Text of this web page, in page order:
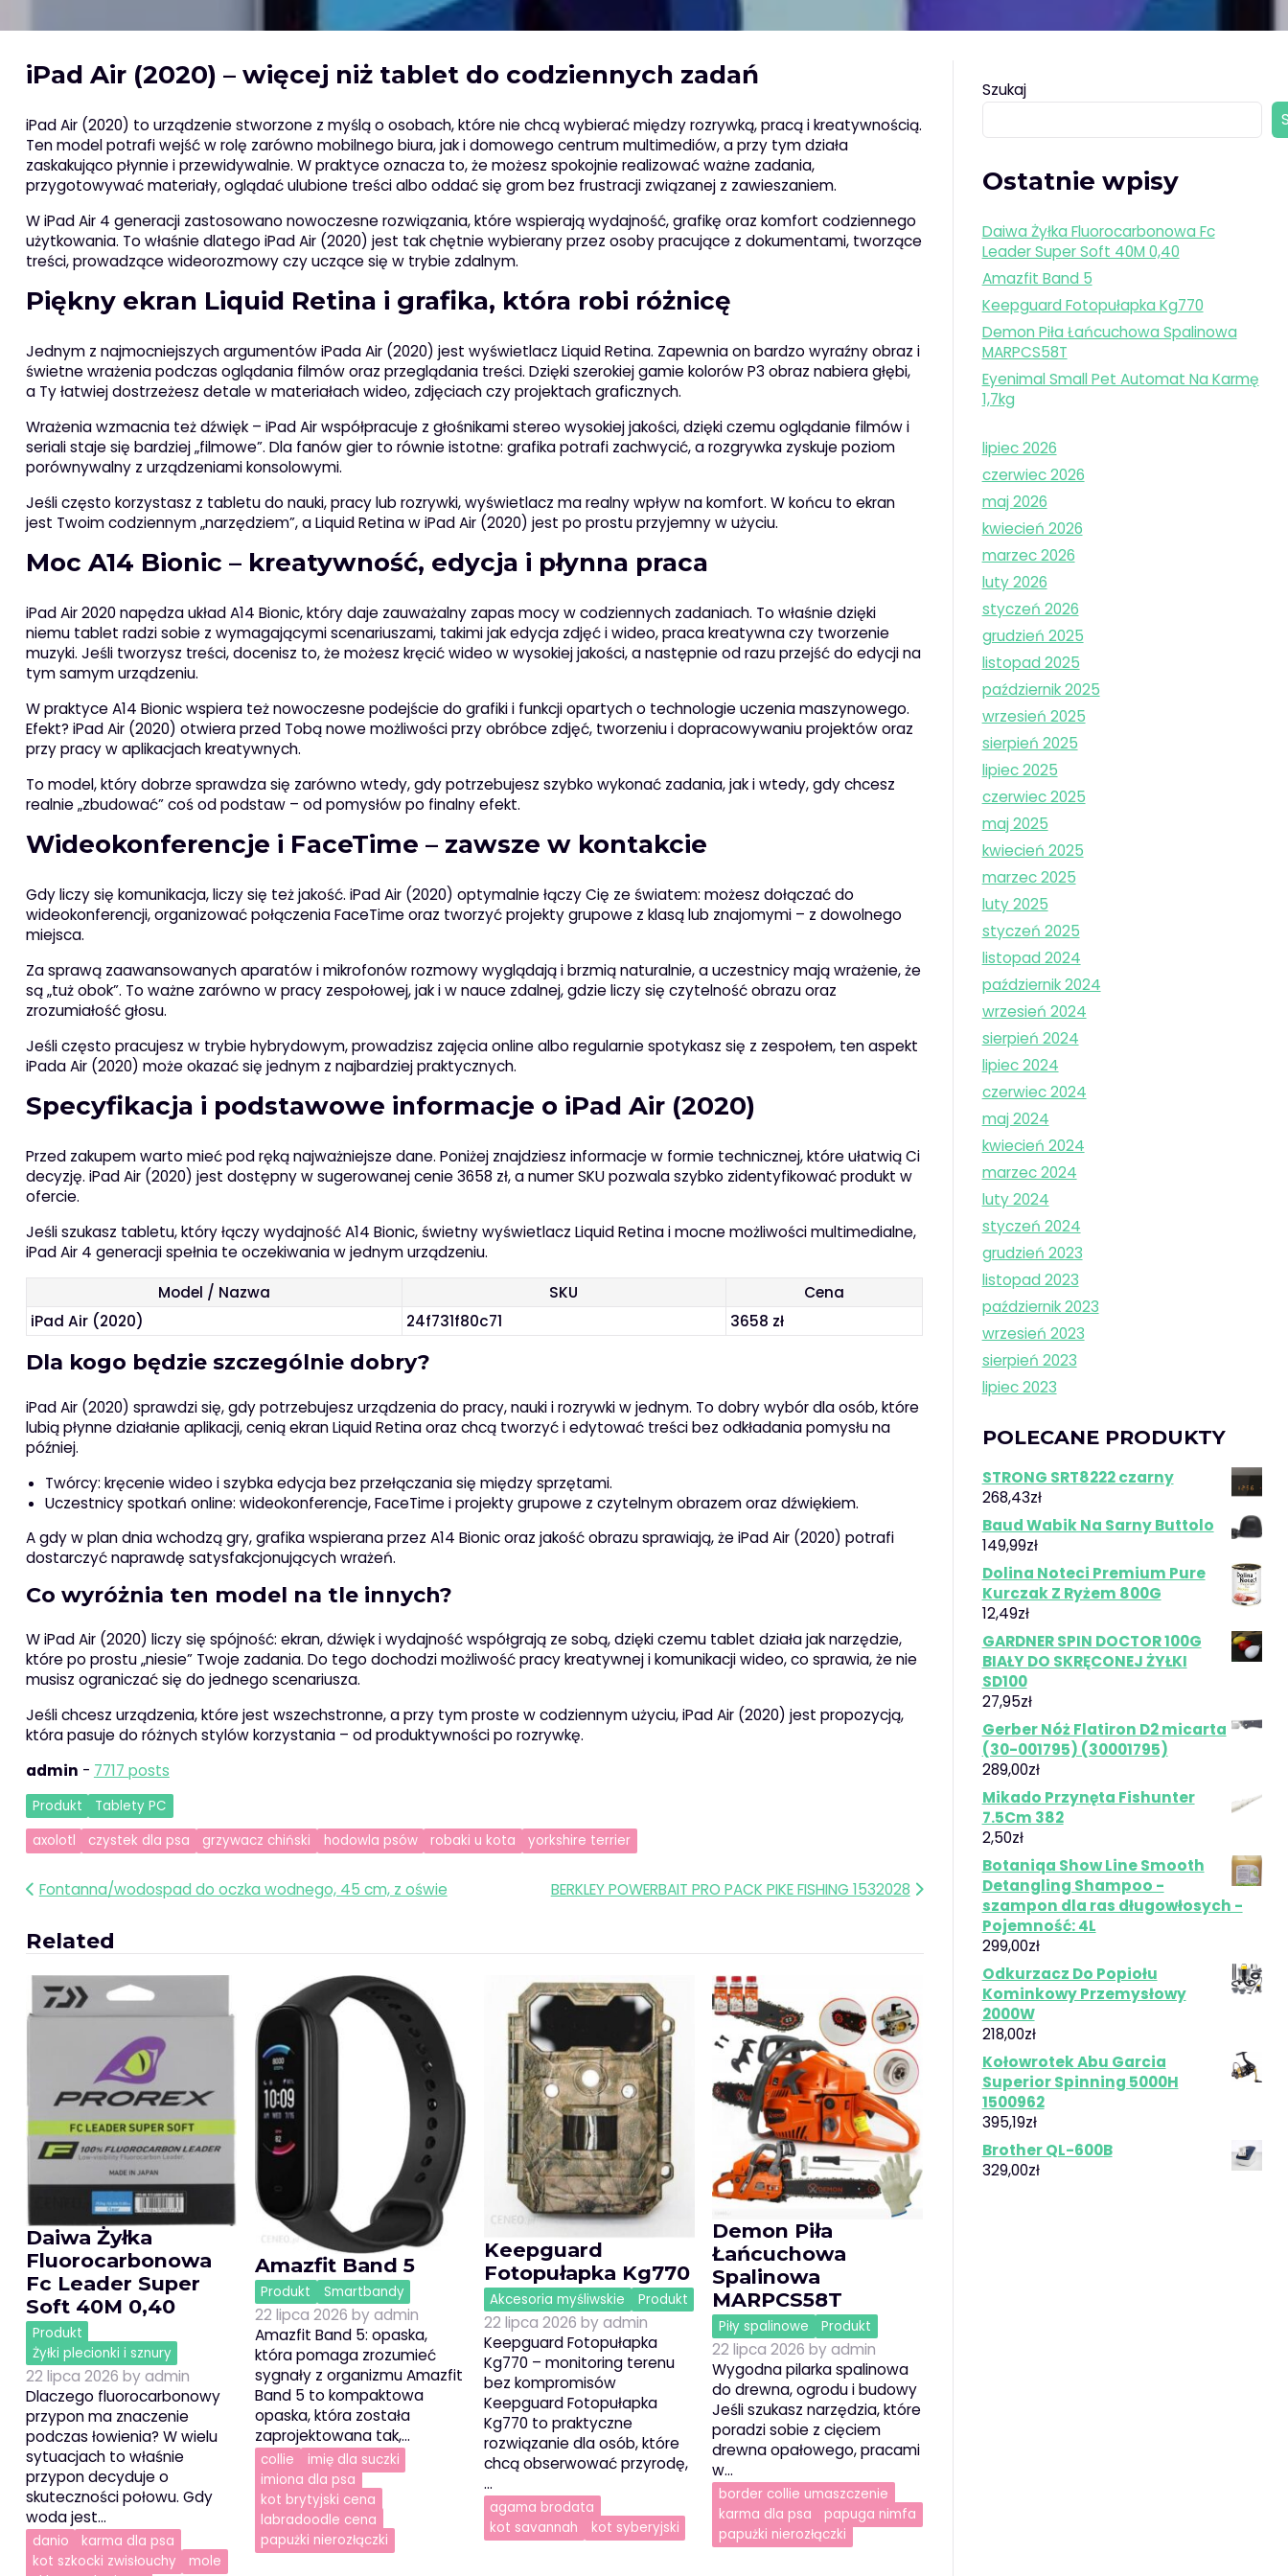
iPad Air (2020) – więcej niż tablet do codziennych zadań
iPad Air (2020) to urządzenie stworzone z myślą o osobach, które nie chcą wybierać między rozrywką, pracą i kreatywnością.
Ten model potrafi wejść w rolę zarówno mobilnego biura, jak i domowego centrum multimediów, a przy tym działa
zaskakująco płynnie i przewidywalnie. W praktyce oznacza to, że możesz spokojnie realizować ważne zadania,
przygotowywać materiały, oglądać ulubione treści albo oddać się grom bez frustracji związanej z zawieszaniem.
W iPad Air 4 generacji zastosowano nowoczesne rozwiązania, które wspierają wydajność, grafikę oraz komfort codziennego
użytkowania. To właśnie dlatego iPad Air (2020) jest tak chętnie wybierany przez osoby pracujące z dokumentami, tworzące
treści, prowadzące wideorozmowy czy uczące się w trybie zdalnym.
Piękny ekran Liquid Retina i grafika, która robi różnicę
Jednym z najmocniejszych argumentów iPada Air (2020) jest wyświetlacz Liquid Retina. Zapewnia on bardzo wyraźny obraz i
świetne wrażenia podczas oglądania filmów oraz przeglądania treści. Dzięki szerokiej gamie kolorów P3 obraz nabiera głębi,
a Ty łatwiej dostrzeżesz detale w materiałach wideo, zdjęciach czy projektach graficznych.
Wrażenia wzmacnia też dźwięk – iPad Air współpracuje z głośnikami stereo wysokiej jakości, dzięki czemu oglądanie filmów i
seriali staje się bardziej „filmowe”. Dla fanów gier to równie istotne: grafika potrafi zachwycić, a rozgrywka zyskuje poziom
porównywalny z urządzeniami konsolowymi.
Jeśli często korzystasz z tabletu do nauki, pracy lub rozrywki, wyświetlacz ma realny wpływ na komfort. W końcu to ekran
jest Twoim codziennym „narzędziem”, a Liquid Retina w iPad Air (2020) jest po prostu przyjemny w użyciu.
Moc A14 Bionic – kreatywność, edycja i płynna praca
iPad Air 2020 napędza układ A14 Bionic, który daje zauważalny zapas mocy w codziennych zadaniach. To właśnie dzięki
niemu tablet radzi sobie z wymagającymi scenariuszami, takimi jak edycja zdjęć i wideo, praca kreatywna czy tworzenie
muzyki. Jeśli tworzysz treści, docenisz to, że możesz kręcić wideo w wysokiej jakości, a następnie od razu przejść do edycji na
tym samym urządzeniu.
W praktyce A14 Bionic wspiera też nowoczesne podejście do grafiki i funkcji opartych o technologie uczenia maszynowego.
Efekt? iPad Air (2020) otwiera przed Tobą nowe możliwości przy obróbce zdjęć, tworzeniu i dopracowywaniu projektów oraz
przy pracy w aplikacjach kreatywnych.
To model, który dobrze sprawdza się zarówno wtedy, gdy potrzebujesz szybko wykonać zadania, jak i wtedy, gdy chcesz
realnie „zbudować” coś od podstaw – od pomysłów po finalny efekt.
Wideokonferencje i FaceTime – zawsze w kontakcie
Gdy liczy się komunikacja, liczy się też jakość. iPad Air (2020) optymalnie łączy Cię ze światem: możesz dołączać do
wideokonferencji, organizować połączenia FaceTime oraz tworzyć projekty grupowe z klasą lub znajomymi – z dowolnego
miejsca.
Za sprawą zaawansowanych aparatów i mikrofonów rozmowy wyglądają i brzmią naturalnie, a uczestnicy mają wrażenie, że
są „tuż obok”. To ważne zarówno w pracy zespołowej, jak i w nauce zdalnej, gdzie liczy się czytelność obrazu oraz
zrozumiałość głosu.
Jeśli często pracujesz w trybie hybrydowym, prowadzisz zajęcia online albo regularnie spotykasz się z zespołem, ten aspekt
iPada Air (2020) może okazać się jednym z najbardziej praktycznych.
Specyfikacja i podstawowe informacje o iPad Air (2020)
Przed zakupem warto mieć pod ręką najważniejsze dane. Poniżej znajdziesz informacje w formie technicznej, które ułatwią Ci
decyzję. iPad Air (2020) jest dostępny w sugerowanej cenie 3658 zł, a numer SKU pozwala szybko zidentyfikować produkt w
ofercie.
Jeśli szukasz tabletu, który łączy wydajność A14 Bionic, świetny wyświetlacz Liquid Retina i mocne możliwości multimedialne,
iPad Air 4 generacji spełnia te oczekiwania w jednym urządzeniu.
Model / Nazwa
SKU
Cena
iPad Air (2020)
24f731f80c71 3658 zł
Dla kogo będzie szczególnie dobry?
iPad Air (2020) sprawdzi się, gdy potrzebujesz urządzenia do pracy, nauki i rozrywki w jednym. To dobry wybór dla osób, które
lubią płynne działanie aplikacji, cenią ekran Liquid Retina oraz chcą tworzyć i edytować treści bez odkładania pomysłu na
później.
Twórcy: kręcenie wideo i szybka edycja bez przełączania się między sprzętami.
Uczestnicy spotkań online: wideokonferencje, FaceTime i projekty grupowe z czytelnym obrazem oraz dźwiękiem.
A gdy w plan dnia wchodzą gry, grafika wspierana przez A14 Bionic oraz jakość obrazu sprawiają, że iPad Air (2020) potrafi
dostarczyć naprawdę satysfakcjonujących wrażeń.
Co wyróżnia ten model na tle innych?
W iPad Air (2020) liczy się spójność: ekran, dźwięk i wydajność współgrają ze sobą, dzięki czemu tablet działa jak narzędzie,
które po prostu „niesie” Twoje zadania. Do tego dochodzi możliwość pracy kreatywnej i komunikacji wideo, co sprawia, że nie
musisz ograniczać się do jednego scenariusza.
Jeśli chcesz urządzenia, które jest wszechstronne, a przy tym proste w codziennym użyciu, iPad Air (2020) jest propozycją,
która pasuje do różnych stylów korzystania – od produktywności po rozrywkę.
admin - 7717 posts
Produkt
Tablety PC
axolotl
czystek dla psa grzywacz chiński hodowla psów robaki u kota yorkshire terrier
Nawigacja
Fontanna/wodospad do oczka wodnego, 45 cm, z oświe BERKLEY POWERBAIT PRO PACK PIKE FISHING 1532028
Related
Daiwa Żyłka
Fluorocarbonowa
Fc Leader Super
Soft 40M 0,40
Produkt
Żyłki plecionki i sznury
22 lipca 2026 byadmin
Dlaczego fluorocarbonowy
przypon ma znaczenie
podczas łowienia? W wielu
sytuacjach to właśnie
przypon decyduje o
skuteczności połowu. Gdy
woda jest…
danio
karma dla psa
kot szkocki zwisłouchy
mole
Amazfit Band 5
Produkt Smartbandy
22 lipca 2026 byadmin
Amazfit Band 5: opaska,
która pomaga zrozumieć
sygnały z organizmu Amazfit
Band 5 to kompaktowa
opaska, która została
zaprojektowana tak,…
collie
imię dla suczki
imiona dla psa
kot brytyjski cena
labradoodle cena
papużki nierozłączki
Keepguard
Fotopułapka Kg770
Akcesoria myśliwskie Produkt
22 lipca 2026 byadmin
Keepguard Fotopułapka
Kg770 – monitoring terenu
bez kompromisów
Keepguard Fotopułapka
Kg770 to praktyczne
rozwiązanie dla osób, które
chcą obserwować przyrodę,
…
agama brodata
kot savannah
kot syberyjski
Demon Piła
Łańcuchowa
Spalinowa
MARPCS58T
Piły spalinowe Produkt
22 lipca 2026 byadmin
Wygodna pilarka spalinowa
do drewna, ogrodu i budowy
Jeśli szukasz narzędzia, które
poradzi sobie z cięciem
drewna opałowego, pracami
w…
border collie umaszczenie
karma dla psa
papuga nimfa
papużki nierozłączki
Szukaj
Ostatnie wpisy
Daiwa Żyłka Fluorocarbonowa Fc
Leader Super Soft 40M 0,40
Amazfit Band 5
Keepguard Fotopułapka Kg770
Demon Piła Łańcuchowa Spalinowa
MARPCS58T
Eyenimal Small Pet Automat Na Karmę
1,7kg
lipiec 2026
czerwiec 2026
maj 2026
kwiecień 2026
marzec 2026
luty 2026
styczeń 2026
grudzień 2025
listopad 2025
październik 2025
wrzesień 2025
sierpień 2025
lipiec 2025
czerwiec 2025
maj 2025
kwiecień 2025
marzec 2025
luty 2025
styczeń 2025
listopad 2024
październik 2024
wrzesień 2024
sierpień 2024
lipiec 2024
czerwiec 2024
maj 2024
kwiecień 2024
marzec 2024
luty 2024
styczeń 2024
grudzień 2023
listopad 2023
październik 2023
wrzesień 2023
sierpień 2023
lipiec 2023
POLECANE PRODUKTY
STRONG SRT8222 czarny
268,43zł
Baud Wabik Na Sarny Buttolo
149,99zł
Dolina Noteci Premium Pure
Kurczak Z Ryżem 800G
12,49zł
GARDNER SPIN DOCTOR 100G
BIAŁY DO SKRĘCONEJ ŻYŁKI
SD100
27,95zł
Gerber Nóż Flatiron D2 micarta
(30-001795) (30001795)
289,00zł
Mikado Przynęta Fishunter
7.5Cm 382
2,50zł
Botaniqa Show Line Smooth
Detangling Shampoo -
szampon dla ras długowłosych -
Pojemność: 4L
299,00zł
Odkurzacz Do Popiołu
Kominkowy Przemysłowy
2000W
218,00zł
Kołowrotek Abu Garcia
Superior Spinning 5000H
1500962
395,19zł
Brother QL-600B
329,00zł